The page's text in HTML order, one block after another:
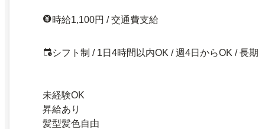
時給1,100円 / 交通費支給
シフト制 / 1日4時間以内OK / 週4日からOK / 長期
未経験OK
昇給あり
髪型髪色自由